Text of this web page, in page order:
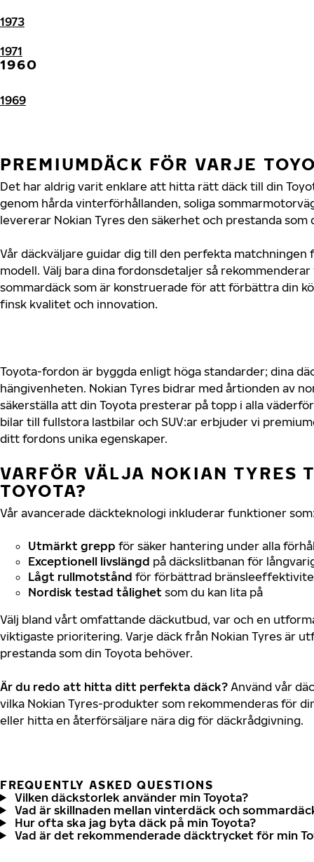
1973
1971
1960
1969
PREMIUMDÄCK FÖR VARJE
Det har aldrig varit enklare att hitta rätt däck till din
genom hårda vinterförhållanden, soliga
levererar Nokian Tyres den säkerhet och prestanda som
Vår däckväljare guidar dig till den perfekta matchningen
modell. Välj bara dina fordonsdetaljer så
sommardäck som är konstruerade för att förbättra din
finsk kvalitet och innovation.
Toyota-fordon är byggda enligt höga standarder; dina
hängivenheten. Nokian Tyres bidrar med årtionden av
säkerställa att din Toyota presterar på topp i alla
bilar till fullstora lastbilar och SUV:ar erbjuder vi
ditt fordons unika egenskaper.
VARFÖR VÄLJA NOKIAN TYRES
TOYOTA?
Vår avancerade däckteknologi inkluderar funktioner
Utmärkt grepp för säker hantering under alla
Exceptionell livslängd på däckslitbanan för
Lågt rullmotstånd för förbättrad
Nordisk testad tålighet som du kan lita på
Välj bland vårt omfattande däckutbud, var och en
viktigaste prioritering. Varje däck från Nokian Tyres är
prestanda som din Toyota behöver.
Är du redo att hitta ditt perfekta däck? Använd vår
vilka Nokian Tyres-produkter som rekommenderas för
eller hitta en återförsäljare nära dig för däckrådgivning.
FREQUENTLY ASKED QUESTIONS
Vilken däckstorlek använder min Toyota?
Vad är skillnaden mellan vinterdäck och
Hur ofta ska jag byta däck på min Toyota?
Vad är det rekommenderade däcktrycket för min